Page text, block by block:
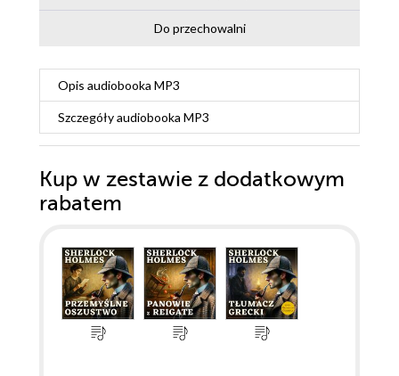
Do przechowalni
Opis audiobooka MP3
Szczegółyaudiobooka MP3
Kup w zestawie z dodatkowym
rabatem